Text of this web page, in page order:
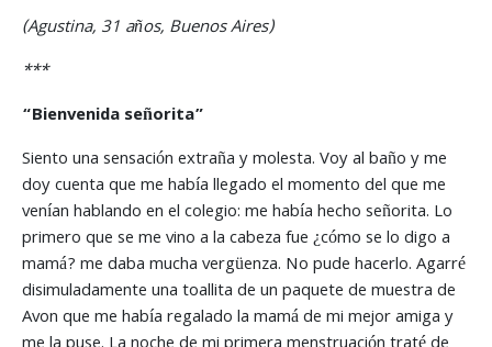
(Agustina, 31 años, Buenos Aires)
***
“Bienvenida señorita”
Siento una sensación extraña y molesta. Voy al baño y me
doy cuenta que me había llegado el momento del que me
venían hablando en el colegio: me había hecho señorita. Lo
primero que se me vino a la cabeza fue ¿cómo se lo digo a
mamá? me daba mucha vergüenza. No pude hacerlo. Agarré
disimuladamente una toallita de un paquete de muestra de
Avon que me había regalado la mamá de mi mejor amiga y